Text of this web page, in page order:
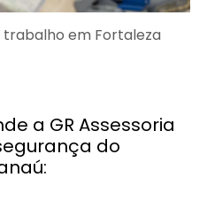
trabalho em Fortaleza
a GR Assessoria
do